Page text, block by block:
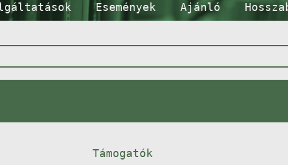
Események Ajánló
Támogatók